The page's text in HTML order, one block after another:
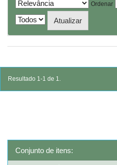
Ordenar
Resultado 1-1 de 1.
Conjunto de itens: